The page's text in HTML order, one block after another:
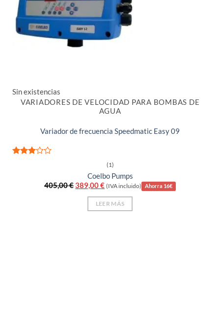
Sin existencias
VARIADORES DE VELOCIDAD PARA BOMBAS DE
AGUA
Variador de frecuencia Speedmatic Easy 09
(1)
Coelbo Pumps
405,00€El
original
389,00€El
actual
es:
(IVA incluido) Ahorra 16€
LEER MÁS